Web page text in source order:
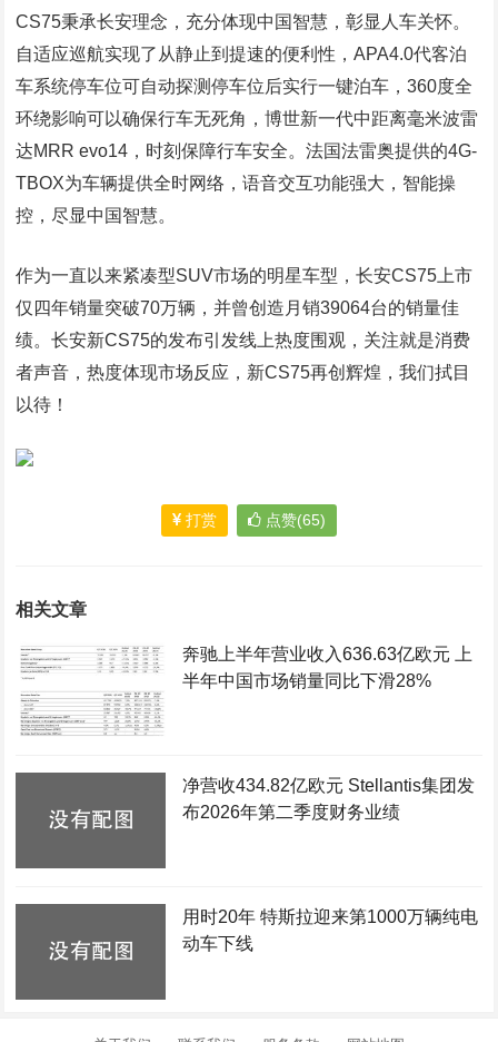
CS75秉承长安理念，充分体现中国智慧，彰显人车关怀。
自适应巡航实现了从静止到提速的便利性，APA4.0代客泊
车系统停车位可自动探测停车位后实行一键泊车，360度全
环绕影响可以确保行车无死角，博世新一代中距离毫米波雷
达MRR evo14，时刻保障行车安全。法国法雷奥提供的4G-
TBOX为车辆提供全时网络，语音交互功能强大，智能操
控，尽显中国智慧。
作为一直以来紧凑型SUV市场的明星车型，长安CS75上市
仅四年销量突破70万辆，并曾创造月销39064台的销量佳
绩。长安新CS75的发布引发线上热度围观，关注就是消费
者声音，热度体现市场反应，新CS75再创辉煌，我们拭目
以待！
打赏 点赞(65)
相关文章
奔驰上半年营业收入636.63亿欧元 上
半年中国市场销量同比下滑28%
净营收434.82亿欧元 Stellantis集团发
布2026年第二季度财务业绩
用时20年 特斯拉迎来第1000万辆纯电
动车下线